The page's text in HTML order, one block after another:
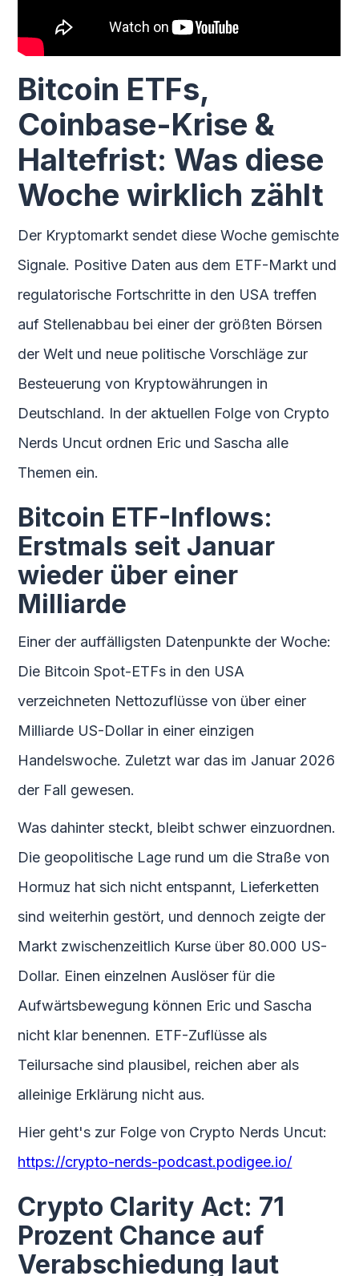
Bitcoin ETFs,
Coinbase-Krise &
Haltefrist: Was diese
Woche wirklich zählt
Der Kryptomarkt sendet diese Woche gemischte
Signale. Positive Daten aus dem ETF-Markt und
regulatorische Fortschritte in den USA treffen
auf Stellenabbau bei einer der größten Börsen
der Welt und neue politische Vorschläge zur
Besteuerung von Kryptowährungen in
Deutschland. In der aktuellen Folge von Crypto
Nerds Uncut ordnen Eric und Sascha alle
Themen ein.
Bitcoin ETF-Inflows:
Erstmals seit Januar
wieder über einer
Milliarde
Einer der auffälligsten Datenpunkte der Woche:
Die Bitcoin Spot-ETFs in den USA
verzeichneten Nettozuflüsse von über einer
Milliarde US-Dollar in einer einzigen
Handelswoche. Zuletzt war das im Januar 2026
der Fall gewesen.
Was dahinter steckt, bleibt schwer einzuordnen.
Die geopolitische Lage rund um die Straße von
Hormuz hat sich nicht entspannt, Lieferketten
sind weiterhin gestört, und dennoch zeigte der
Markt zwischenzeitlich Kurse über 80.000 US-
Dollar. Einen einzelnen Auslöser für die
Aufwärtsbewegung können Eric und Sascha
nicht klar benennen. ETF-Zuflüsse als
Teilursache sind plausibel, reichen aber als
alleinige Erklärung nicht aus.
Hier geht's zur Folge von Crypto Nerds Uncut:
https://crypto-nerds-podcast.podigee.io/
Crypto Clarity Act: 71
Prozent Chance auf
Verabschiedung laut